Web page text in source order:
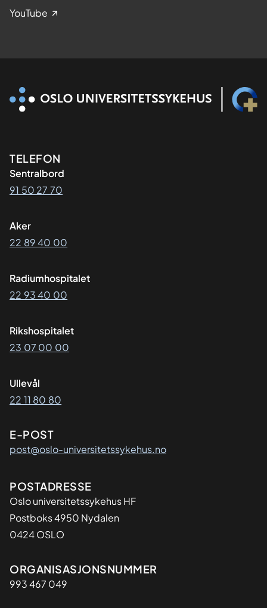
YouTube
Kontaktinformasjon
TELEFON
Sentralbord
91 50 27 70
Aker
22 89 40 00
Radiumhospitalet
22 93 40 00
Rikshospitalet
23 07 00 00
Ullevål
22 11 80 80
E-POST
post@oslo-universitetssykehus.no
Adresse
POSTADRESSE
Oslo universitetssykehus HF
Postboks 4950 Nydalen
0424 OSLO
Organisasjon
ORGANISASJONSNUMMER
993 467 049